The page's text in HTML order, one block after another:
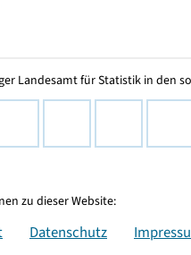
Landesamt für Statistik in den
zu dieser Website:
Datenschutz